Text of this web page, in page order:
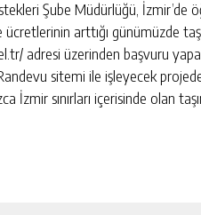
Şube Müdürlüğü, İzmir’de
arttığı günümüzde
adresi üzerinden başvuru
sitemi ile işleyecek
İzmir sınırları içerisinde olan